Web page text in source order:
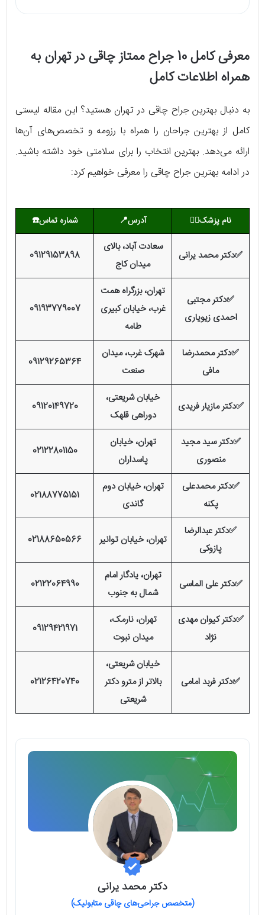
معرفی کامل 10 جراح ممتاز چاقی در تهران به
همراه اطلاعات کامل
به دنبال بهترین جراح چاقی در تهران هستید؟ این مقاله لیستی
کامل از بهترین جراحان را همراه با رزومه و تخصص‌های آن‌ها
ارائه می‌دهد. بهترین انتخاب را برای سلامتی خود داشته باشید.
در ادامه بهترین جراح چاقی را معرفی خواهیم کرد:
نام پزشک👨‍⚕️ آدرس📍 شماره تماس☎️
✅دکتر محمد یرانی
سعادت آباد، بالای
میدان کاج
09129153898
✅دکتر مجتبی
احمدی زیویاری
تهران، بزرگراه همت
غرب، خیابان کبیری
طامه
09193779007
✅دکتر محمدرضا
مافی
شهرک غرب، میدان
صنعت
09129265364
✅دکتر مازیار فریدی
خیابان شریعتی،
دوراهی قلهک
09120149720
✅دکتر سید مجید
منصوری
تهران، خیابان
پاسداران
02122801150
✅دکتر محمدعلی
پکنه
تهران، خیابان دوم
گاندی
02188775151
✅دکتر عبدالرضا
پازوکی
تهران، خیابان توانیر 02188650566
✅دکتر علی الماسی
تهران، یادگار امام
شمال به جنوب
02122064990
✅دکتر کیوان مهدی
نژاد
تهران، نارمک،
میدان نبوت
09129421971
✅دکتر فربد امامی
خیابان شریعتی،
بالاتر از مترو دکتر
شریعتی
02126420740
دکتر محمد یرانی
(متخصص جراحی‌های چاقی متابولیک)